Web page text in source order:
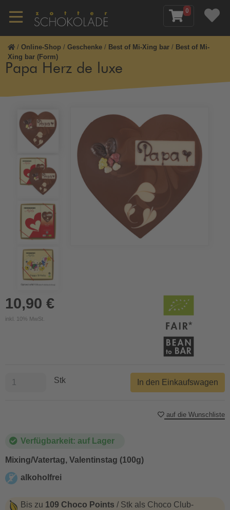
0
/ Online-Shop / Geschenke / Best of Mi-Xing bar / Best of Mi-
Xing bar (Form)
Papa Herz de luxe
10,90 €
inkl. 10% MwSt.
Verfügbarkeit: auf Lager
Mixing/Vatertag, Valentinstag (100g)
alkoholfrei
Bis zu 109 Choco Points / Stk als Choco Club-
Stk In den Einkaufswagen
auf die Wunschliste